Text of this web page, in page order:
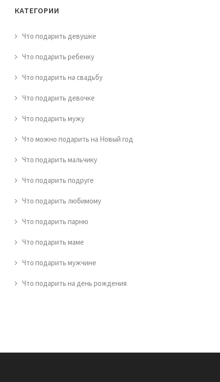
КАТЕГОРИИ
Что подарить девушке
Что подарить ребенку
Что подарить на свадьбу
Что подарить девочке
Что подарить мужу
Что можно подарить на Новый год
Что подарить мальчику
Что подарить подруге
Что подарить любимому
Что подарить парню
Что подарить маме
Что подарить мужчине
Что подарить на день рождения